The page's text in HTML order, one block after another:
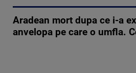
Aradean mort dupa ce i-a
anvelopa pe care o umfla.